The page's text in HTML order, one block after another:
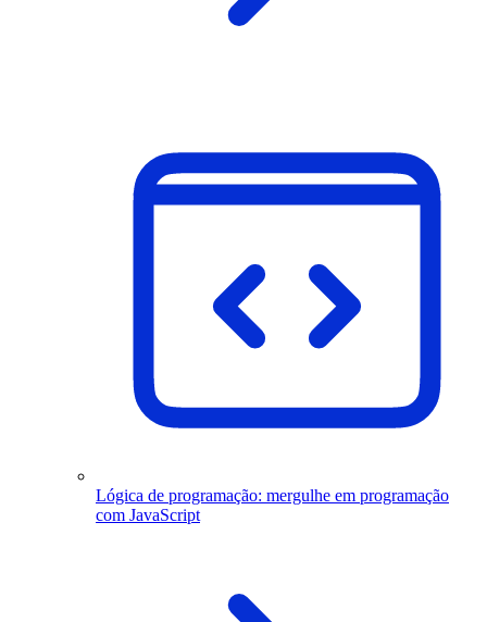
Lógica de programação: mergulhe em programação
com JavaScript